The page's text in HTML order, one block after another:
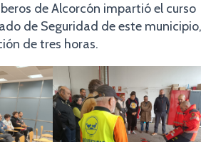
de Alcorcón impartió el curso
de Seguridad de este municipio,
de tres horas.